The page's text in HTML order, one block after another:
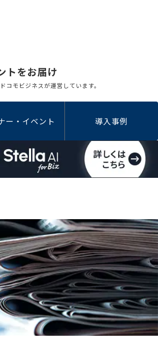
トをお届け
モビジネスが運営しています。
ー・イベント 導入事例